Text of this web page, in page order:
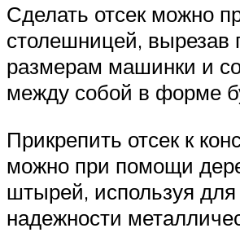
Сделать отсек можно
столешницей, вырезав
размерам машинки и
между собой в форме
Прикрепить отсек к
можно при помощи
штырей, используя
надежности